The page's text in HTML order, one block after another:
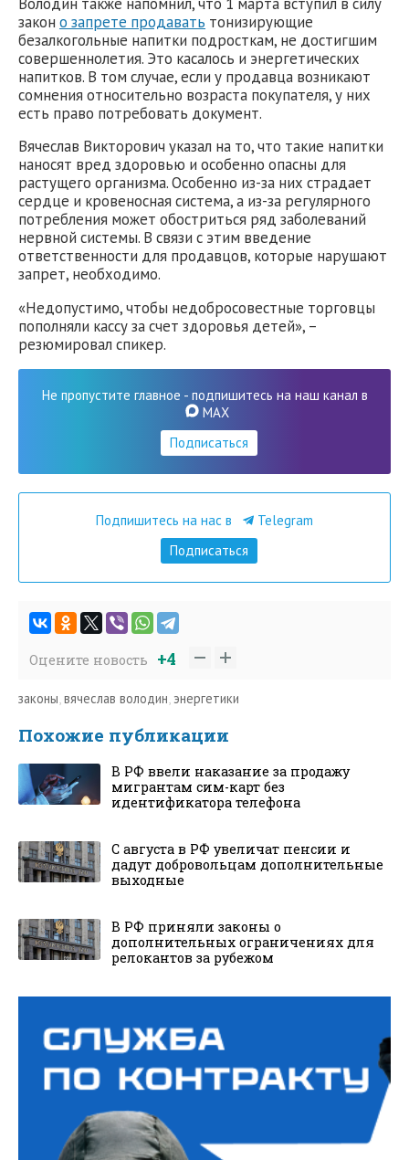
закон о запрете продавать тонизирующие
безалкогольные напитки подросткам, не достигшим
совершеннолетия. Это касалось и энергетических
напитков. В том случае, если у продавца возникают
сомнения относительно возраста покупателя, у них
есть право потребовать документ.
Вячеслав Викторович указал на то, что такие напитки
наносят вред здоровью и особенно опасны для
растущего организма. Особенно из-за них страдает
сердце и кровеносная система, а из-за регулярного
потребления может обостриться ряд заболеваний
нервной системы. В связи с этим введение
ответственности для продавцов, которые нарушают
запрет, необходимо.
«Недопустимо, чтобы недобросовестные торговцы
пополняли кассу за счет здоровья детей», –
резюмировал спикер.
Не пропустите главное - подпишитесь на наш канал в
MAX
Подписаться
Подпишитесь на нас в
Telegram
Подписаться
Оцените новость +4
законы,вячеслав володин,энергетики
Похожие публикации
В РФ ввели наказание за продажу
мигрантам сим-карт без
идентификатора телефона
С августа в РФ увеличат пенсии и
дадут добровольцам дополнительные
выходные
В РФ приняли законы о
дополнительных ограничениях для
релокантов за рубежом